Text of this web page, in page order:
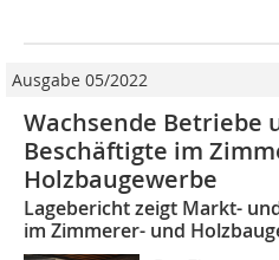
Ausgabe 05/2022
Wachsende Betriebe
Beschäftigte im
Holzbaugewerbe
Lagebericht zeigt Markt-
im Zimmerer- und